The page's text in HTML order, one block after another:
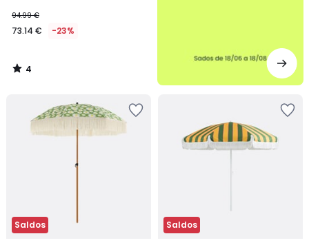
94.99 €
73.14 € -23%
4
/
Saldos Saldos